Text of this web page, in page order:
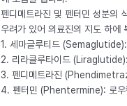
펜디메트라진 및 펜터민 성분의
우려가 있어 의료진의 지도 하에
1. 세마글루티드 (Semaglutide):
2. 리라클루타이드
3. 펜디메트라진
4. 펜터민 (Phentermine): 로우